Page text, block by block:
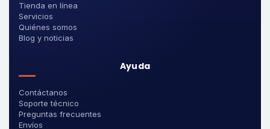
Tienda en línea
Servicios
Quiénes somos
Blog y noticias
Ayuda
Contáctanos
Soporte técnico
Preguntas frecuentes
Envíos